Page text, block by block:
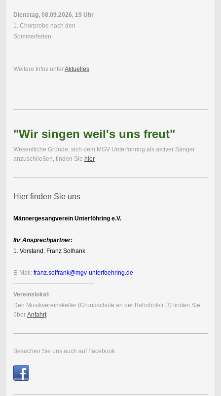
Dienstag, 08.09.2026, 19 Uhr
1. Chorprobe nach den
Sommerferien
Weitere Infos unterAktuelles
"Wir singen weil's uns freut"
Wesentliche Gründe, sich dem MGV Unterföhring als aktiver Sänger
anzuschließen, finden Sie hier
Hier finden Sie uns
Männergesangverein Unterföhring e.V.
Ihr Ansprechpartner:
1. Vorstand: Franz Solfrank
E-Mail: franz.solfrank@mgv-unterfoehring.de
-----------------------------------------
Vereinslokal:
Den Musikvereinskeller (Grundschule an der Bahnhofstr. 3) finden Sie
über Anfahrt
Besuchen Sie uns auch auf Facebook